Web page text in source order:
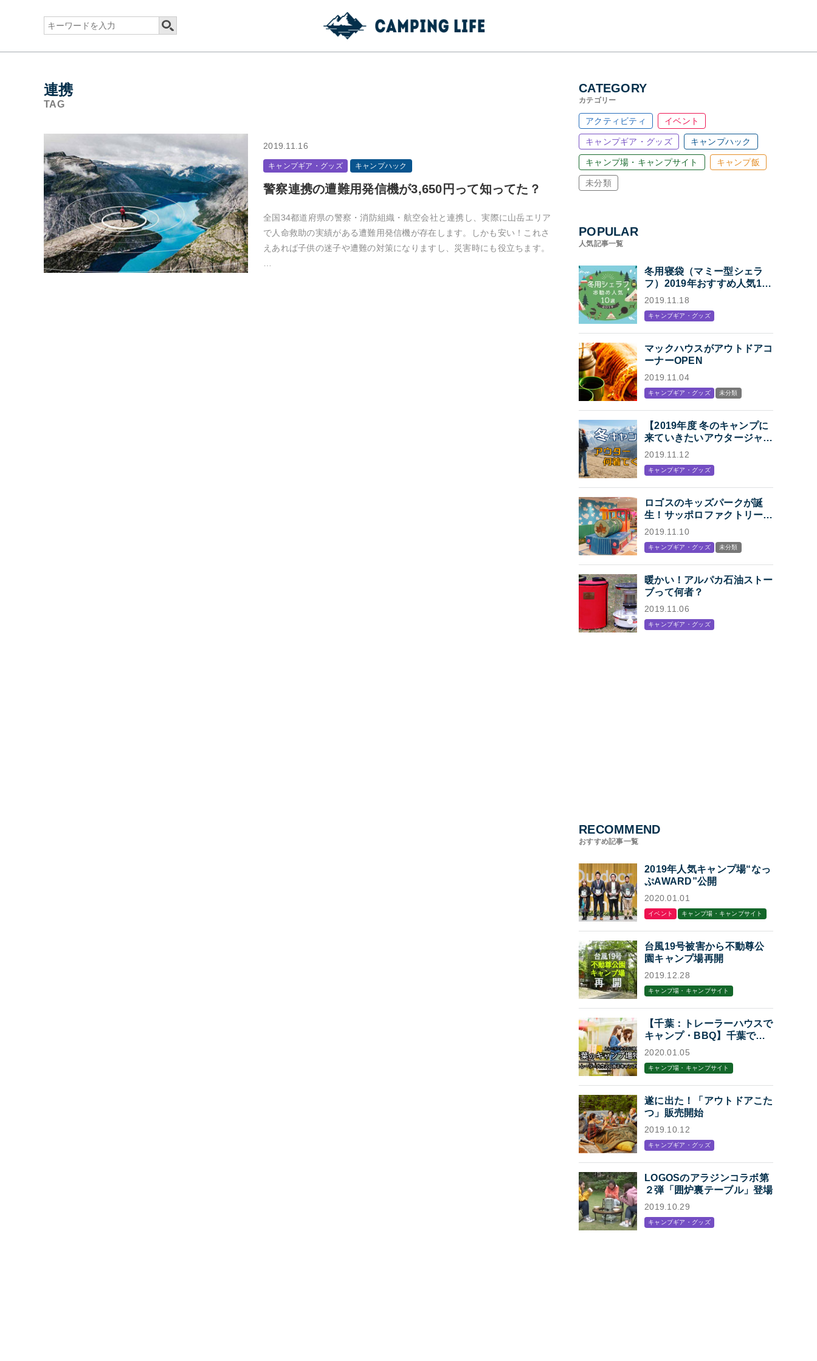
連携
TAG
2019.11.16
キャンプギア・グッズ キャンプハック
警察連携の遭難用発信機が3,650円って知ってた？
全国34都道府県の警察・消防組織・航空会社と連携し、実際に山岳エリア
で人命救助の実績がある遭難用発信機が存在します。しかも安い！これさ
えあれば子供の迷子や遭難の対策になりますし、災害時にも役立ちます。
…
CATEGORY
カテゴリー
アクティビティ イベント
キャンプギア・グッズ キャンプハック
キャンプ場・キャンプサイト キャンプ飯
未分類
POPULAR
人気記事一覧
冬用寝袋（マミー型シェラ
フ）2019年おすすめ人気10
選「冬キャンプの寝袋はマミ
2019.11.18
キャンプギア・グッズ
マックハウスがアウトドアコ
ーナーOPEN
2019.11.04
キャンプギア・グッズ 未分類
【2019年度 冬のキャンプに
来ていきたいアウタージャケ
ット特集】キャンプ・アウト
トドアブランド各社のジャケ
ットまとめ【Mens】
2019.11.12
キャンプギア・グッズ
ロゴスのキッズパークが誕
生！サッポロファクトリー内
「KIDS STATION
プン
2019.11.10
キャンプギア・グッズ 未分類
暖かい！アルパカ石油ストー
ブって何者？
2019.11.06
キャンプギア・グッズ
RECOMMEND
おすすめ記事一覧
2019年人気キャンプ場“なっ
ぷAWARD”公開
2020.01.01
イベント キャンプ場・キャンプサイト
台風19号被害から不動尊公
園キャンプ場再開
2019.12.28
キャンプ場・キャンプサイト
【千葉：トレーラーハウスで
キャンプ・BBQ】千葉でト
レーラーハウスに泊まれるキ
2020.01.05
キャンプ場・キャンプサイト
遂に出た！「アウトドアこた
つ」販売開始
2019.10.12
キャンプギア・グッズ
LOGOSのアラジンコラボ第
２弾「囲炉裏テーブル」登場
2019.10.29
キャンプギア・グッズ